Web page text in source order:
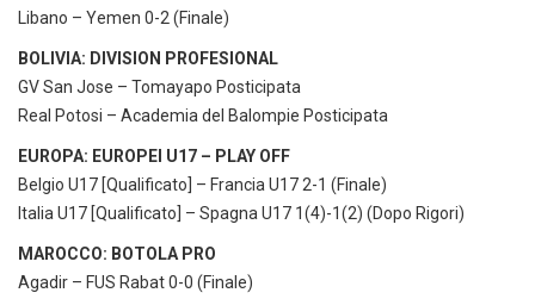
Libano – Yemen 0-2 (Finale)
BOLIVIA: DIVISION PROFESIONAL
GV San Jose – Tomayapo Posticipata
Real Potosi – Academia del Balompie Posticipata
EUROPA: EUROPEI U17 – PLAY OFF
Belgio U17 [Qualificato] – Francia U17 2-1 (Finale)
Italia U17 [Qualificato] – Spagna U17 1(4)-1(2) (Dopo Rigori)
MAROCCO: BOTOLA PRO
Agadir – FUS Rabat 0-0 (Finale)